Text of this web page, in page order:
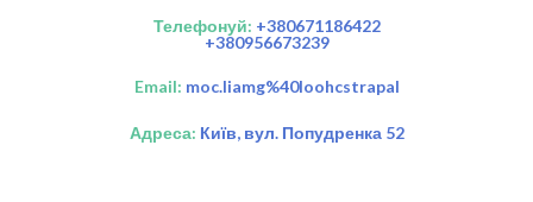
Телефонуй: +380671186422
+380956673239
Email: moc.liamg%40loohcstrapal
Адреса: Київ, вул. Попудренка 52